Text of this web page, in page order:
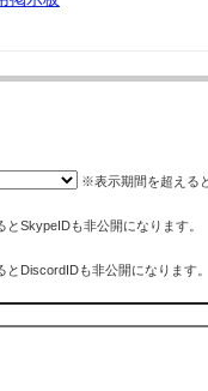
※表示期間を超える
SkypeIDも非公開になります。
DiscordIDも非公開になります。